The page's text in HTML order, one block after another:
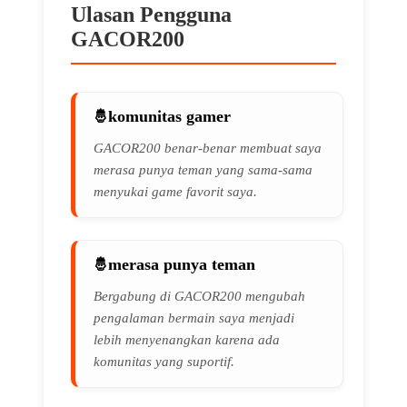
Ulasan Pengguna
GACOR200
komunitas gamer
GACOR200 benar-benar membuat saya
merasa punya teman yang sama-sama
menyukai game favorit saya.
merasa punya teman
Bergabung di GACOR200 mengubah
pengalaman bermain saya menjadi
lebih menyenangkan karena ada
komunitas yang suportif.